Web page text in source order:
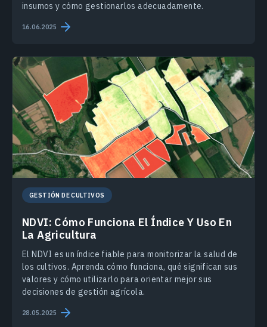
insumos y cómo gestionarlos adecuadamente.
16.06.2025
GESTIÓN DE CULTIVOS
NDVI: Cómo Funciona El Índice Y Uso En
La Agricultura
El NDVI es un índice fiable para monitorizar la salud de
los cultivos. Aprenda cómo funciona, qué significan sus
valores y cómo utilizarlo para orientar mejor sus
decisiones de gestión agrícola.
28.05.2025